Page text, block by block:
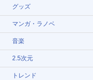
グッズ
マンガ・ラノベ
音楽
2.5次元
トレンド